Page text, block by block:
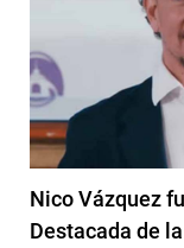
Nico Vázquez
Destacada de